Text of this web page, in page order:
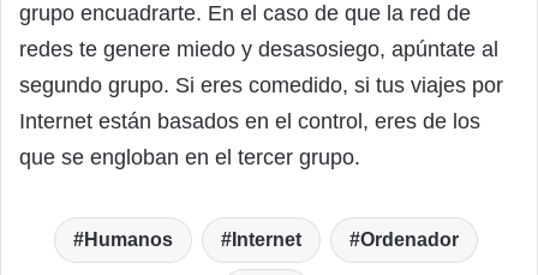
grupo encuadrarte. En el caso de que la red de
redes te genere miedo y desasosiego, apúntate al
segundo grupo. Si eres comedido, si tus viajes por
Internet están basados en el control, eres de los
que se engloban en el tercer grupo.
Humanos Internet Ordenador